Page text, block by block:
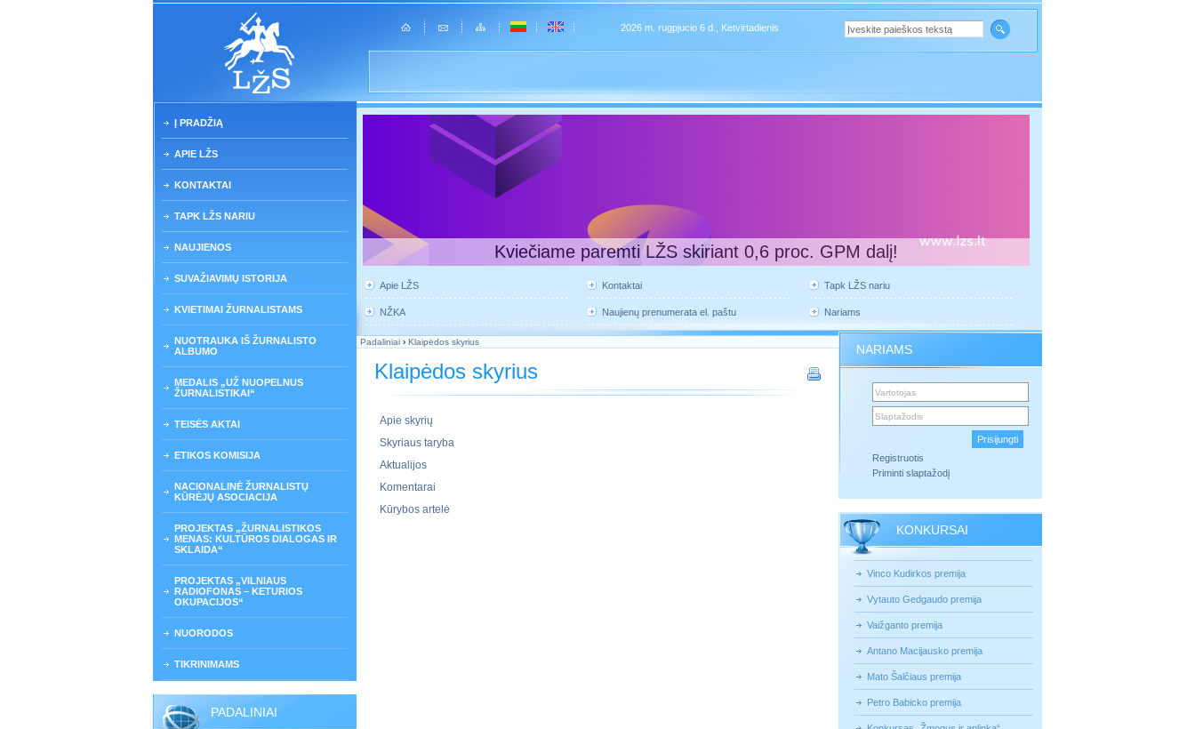
2026 m. rugpjucio 6 d., Ketvirtadienis
Į PRADŽIĄ
APIE LŽS
KONTAKTAI
TAPK LŽS NARIU
NAUJIENOS
SUVAŽIAVIMŲ ISTORIJA
KVIETIMAI ŽURNALISTAMS
NUOTRAUKA IŠ ŽURNALISTO
ALBUMO
MEDALIS „UŽ NUOPELNUS
ŽURNALISTIKAI“
TEISĖS AKTAI
ETIKOS KOMISIJA
NACIONALINĖ ŽURNALISTŲ
KŪRĖJŲ ASOCIACIJA
PROJEKTAS „ŽURNALISTIKOS
MENAS: KULTŪROS DIALOGAS IR
SKLAIDA“
PROJEKTAS „VILNIAUS
RADIOFONAS – KETURIOS
OKUPACIJOS“
NUORODOS
TIKRINIMAMS
PADALINIAI
Kviečiame paremti LŽS skiriant 0,6 proc. GPM dalį!
Apie LŽS Kontaktai Tapk LŽS nariu
NŽKA Naujienų prenumerata el. paštu Nariams
Padaliniai › Klaipėdos skyrius
Klaipėdos skyrius
Apie skyrių
Skyriaus taryba
Aktualijos
Komentarai
Kūrybos artelė
NARIAMS
Registruotis
Priminti slaptažodį
KONKURSAI
Vinco Kudirkos premija
Vytauto Gedgaudo premija
Vaižganto premija
Antano Macijausko premija
Mato Šalčiaus premija
Petro Babicko premija